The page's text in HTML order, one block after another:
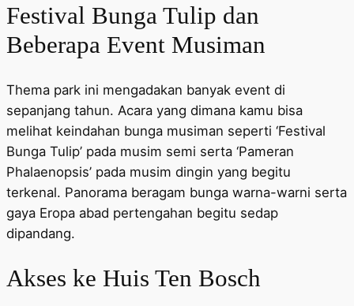
Festival Bunga Tulip dan
Beberapa Event Musiman
Thema park ini mengadakan banyak event di
sepanjang tahun. Acara yang dimana kamu bisa
melihat keindahan bunga musiman seperti ‘Festival
Bunga Tulip’ pada musim semi serta ‘Pameran
Phalaenopsis’ pada musim dingin yang begitu
terkenal. Panorama beragam bunga warna-warni serta
gaya Eropa abad pertengahan begitu sedap
dipandang.
Akses ke Huis Ten Bosch